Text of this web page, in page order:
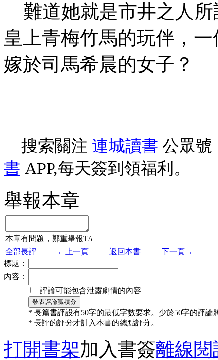
難道她就是市井之人所
皇上青梅竹馬的玩伴，
嫁於司馬希晨的女子？
搜索關注 連城讀書 公眾號
書 APP,每天簽到領福利。
舉報本章
本章有問題，鄭重舉報TA
全部長評
←上一頁 返回本書
下一頁→
標題：
內容：
評論可能包含泄露劇情的內容
* 長篇書評設有50字的最低字數要求。少於50字的評論
* 長評的評分才計入本書的總點評分。
打開書架加入書簽離線閱